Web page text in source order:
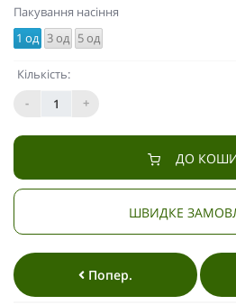
Пакування насіння
1 од 3 од 5 од
Кількість:
-
+
ДО
ШВИДКЕ
Попер.